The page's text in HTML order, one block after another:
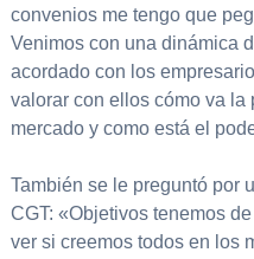
convenios me tengo que
Venimos con una dinámica
acordado con los
valorar con ellos cómo va la
mercado y como está el
También se le preguntó por
CGT: «Objetivos tenemos
ver si creemos todos en los